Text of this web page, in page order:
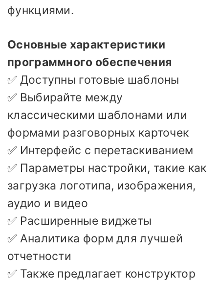
функциями.
Основные характеристики
программного обеспечения
✅ Доступны готовые шаблоны
✅ Выбирайте между
классическими шаблонами или
формами разговорных карточек
✅ Интерфейс с перетаскиванием
✅ Параметры настройки, такие как
загрузка логотипа, изображения,
аудио и видео
✅ Расширенные виджеты
✅ Аналитика форм для лучшей
отчетности
✅ Также предлагает конструктор